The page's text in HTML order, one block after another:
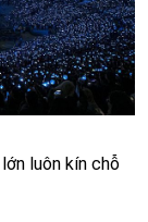
luôn kín chỗ